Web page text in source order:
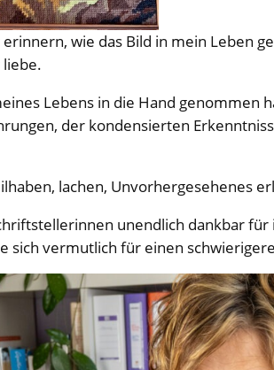
wie das Bild in mein Leben
Lebens in die Hand genommen
der kondensierten
lachen, Unvorhergesehenes
unendlich dankbar
sich vermutlich für einen